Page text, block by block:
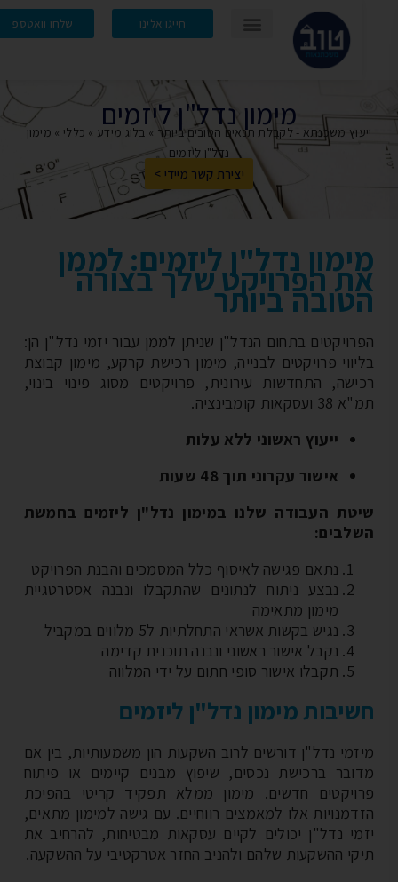
חייגו אלינו שלחו וואטספ
מימון נדל"ן ליזמים
משכנתא - לקבלת תנאים הטובים ביותר»בלוג מידע» כללי» מימון
נדל"ן ליזמים
יצירת קשר מיידי >
נדל"ן ליזמים: לממן
הפרויקט שלך בצורה
ביותר
בתחום הנדל"ן שניתן לממן עבור יזמי נדל"ן הן:
פרויקטים לבנייה, מימון רכישת קרקע, מימון קבוצת
התחדשות עירונית, פרויקטים מסוג פינוי בינוי,
קומבינציה.
ייעוץ ראשוני ללא עלות
אישור עקרוני תוך 48 שעות
העבודה שלנו במימון נדל"ן ליזמים בחמשת
נתאם פגישה לאיסוף כלל המסמכים והבנת הפרויקט
נבצע ניתוח לנתונים שהתקבלו ונבנה אסטרטגיית
מימון מתאימה
נגיש בקשות אשראי התחלתיות ל5 מלווים במקביל
נקבל אישור ראשוני ונבנה תוכנית קדימה
תקבלו אישור סופי חתום על ידי המלווה
מימון נדל"ן ליזמים
נדל"ן דורשים לרוב השקעות הון משמעותיות, בין אם
ברכישת נכסים, שיפוץ מבנים קיימים או פיתוח
חדשים. מימון ממלא תפקיד קריטי בהפיכת
אלו למאמצים רווחיים. עם גישה למימון מתאים,
נדל"ן יכולים לקיים עסקאות מבטיחות, להרחיב את
ההשקעות שלהם ולהניב החזר אטרקטיבי על ההשקעה.